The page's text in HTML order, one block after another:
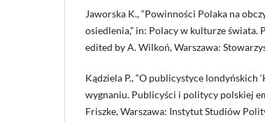
Jaworska K., “Powinności Polaka na
osiedlenia,” in: Polacy w kulturze świata.
edited by A. Wilkoń, Warszawa:
Kądziela P., “O publicystyce londyńskich
wygnaniu. Publicyści i politycy polskiej
Friszke, Warszawa: Instytut Studiów